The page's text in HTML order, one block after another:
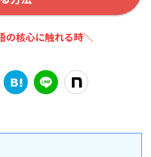
の核心に触れる時＼